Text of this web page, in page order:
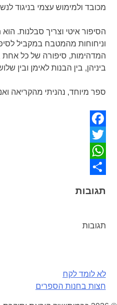
מכובד ולמימוש עצמי בניגוד
הסיפור איטי וצריך סבלנות. הוא
וניחוחות מהמטבח במקביל
המדהימות, סיפורה של כל אחת
ביניהן, בין הבנות לאימן ובין
ספר מיוחד, נהניתי מהקריאה
Facebook
Twitter
WhatsApp
תגובות
תגובות
ניווט
לא לומד לקח
חצות בחנות הספרים